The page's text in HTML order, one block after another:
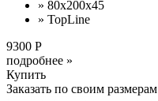
» 80х200х45
» TopLine
9300 Р
подробнее »
Купить
Заказать по своим размерам